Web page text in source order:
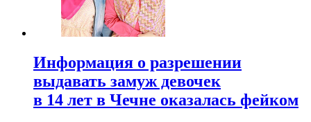
Информация о разрешении
выдавать замуж девочек
в 14 лет в Чечне оказалась фейком